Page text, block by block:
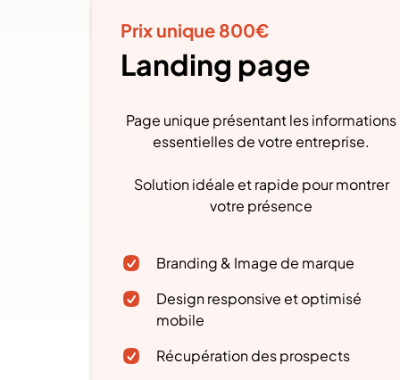
Prix unique 800€
Landing page
Page unique présentant les informations
essentielles de votre entreprise.
Solution idéale et rapide pour montrer
votre présence
Branding & Image de marque
Design responsive et optimisé
mobile
Récupération des prospects